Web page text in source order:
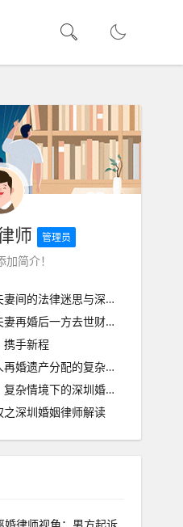
师 管理员
简介！
迷思与深圳婚姻家庭律师解析
方去世财产处理的复杂考量
携手新程
遗产分配的复杂难题
下的深圳婚姻家庭律师解析
深圳婚姻律师解读